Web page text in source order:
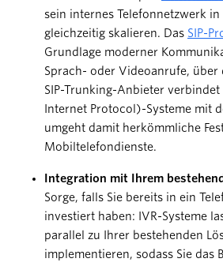
sein internes Telefonnetzwerk in
gleichzeitig skalieren. Das SIP-
Grundlage moderner
Sprach- oder Videoanrufe, über
SIP-Trunking-Anbieter
Internet Protocol)-Systeme mit
umgeht damit herkömmliche
Mobiltelefondienste.
Integration mit Ihrem
Sorge, falls Sie bereits in ein
investiert haben: IVR-Systeme
parallel zu Ihrer bestehenden
implementieren, sodass Sie das